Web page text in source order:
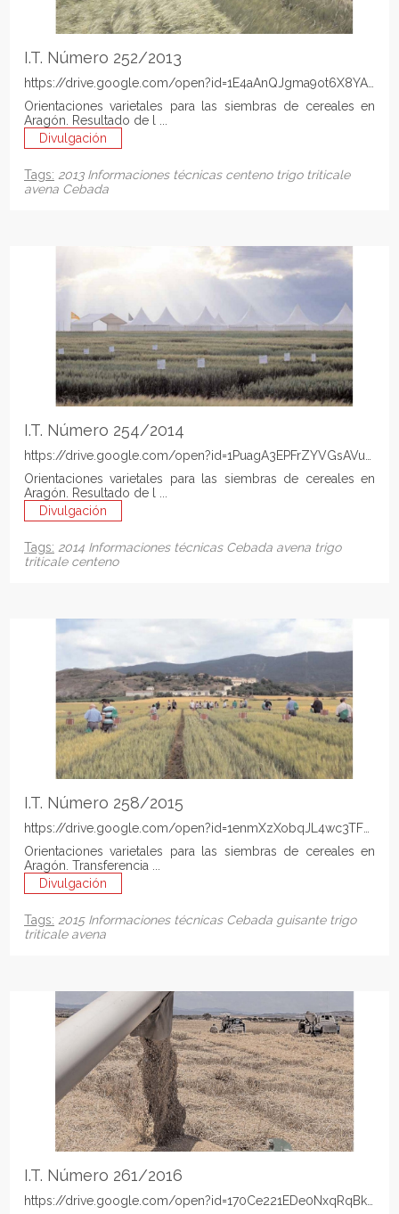
I.T. Número 252/2013
https://drive.google.com/
Orientaciones varietales para las siembras de cereales en
Divulgación
Tags: 2013 Informaciones técnicas centeno trigo triticale
avena Cebada
I.T. Número 254/2014
https://drive.google.com/open?id=1PuagA3EPFrZYVGsAVuoas-
Orientaciones varietales para las siembras de cereales en
Divulgación
Tags: 2014 Informaciones técnicas Cebada avena trigo
triticale centeno
I.T. Número 258/2015
https://drive.google.com/
Orientaciones varietales para las siembras de cereales en
Divulgación
Tags: 2015 Informaciones técnicas Cebada guisante trigo
triticale avena
I.T. Número 261/2016
https://drive.google.com/